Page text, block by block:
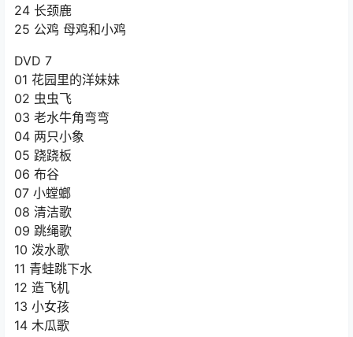
24 长颈鹿
25 公鸡 母鸡和小鸡
DVD 7
01 花园里的洋妹妹
02 虫虫飞
03 老水牛角弯弯
04 两只小象
05 跷跷板
06 布谷
07 小螳螂
08 清洁歌
09 跳绳歌
10 泼水歌
11 青蛙跳下水
12 造飞机
13 小女孩
14 木瓜歌